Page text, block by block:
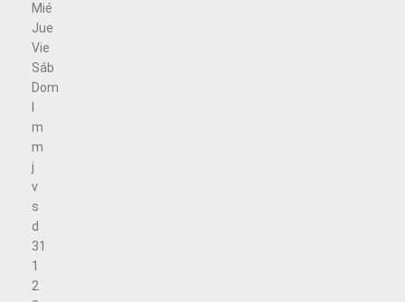
Mié
Jue
Vie
Sáb
Dom
m
m
j
v
s
d
31
1
2